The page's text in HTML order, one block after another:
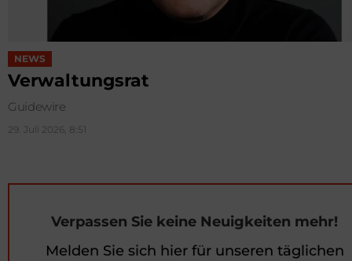
NEWS
Verwaltungsrat
Guidewire
29. Juli 2026, 8:51
Verpassen Sie keine Neuigkeiten mehr!
Melden Sie sich hier für unseren täglichen